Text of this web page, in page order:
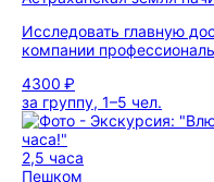
Исследовать главную
компании
4300 ₽
за группу, 1–5 чел.
2,5 часа
Пешком